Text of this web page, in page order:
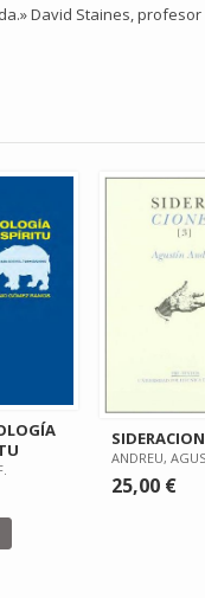
David Staines,
ANDREU,
25,00 €